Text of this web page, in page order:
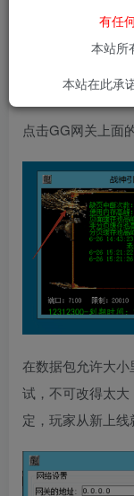
解决办法如下：
点击GG网关上面
在数据包允许大
试，不可改得太
定，玩家从新上线
有任
本站所
本站在此承